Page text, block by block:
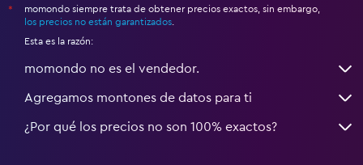
*
momondo siempre trata de obtener precios exactos, sin embargo,
los precios no están garantizados
Esta es la razón:
momondo no es el vendedor.
Agregamos montones de datos para ti
¿Por qué los precios no son 100% exactos?